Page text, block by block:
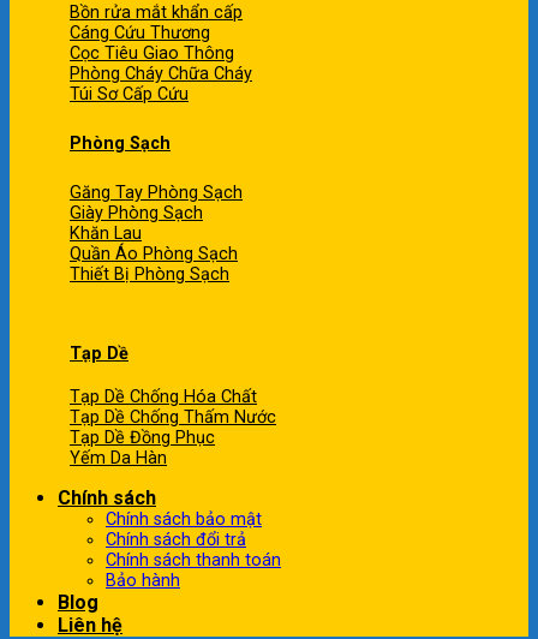
Bồn rửa mắt khẩn cấp
Cáng Cứu Thương
Cọc Tiêu Giao Thông
Phòng Cháy Chữa Cháy
Túi Sơ Cấp Cứu
Phòng Sạch
Găng Tay Phòng Sạch
Giày Phòng Sạch
Khăn Lau
Quần Áo Phòng Sạch
Thiết Bị Phòng Sạch
Tạp Dề
Tạp Dề Chống Hóa Chất
Tạp Dề Chống Thấm Nước
Tạp Dề Đồng Phục
Yếm Da Hàn
Chính sách
Chính sách bảo mật
Chính sách đổi trả
Chính sách thanh toán
Bảo hành
Blog
Liên hệ